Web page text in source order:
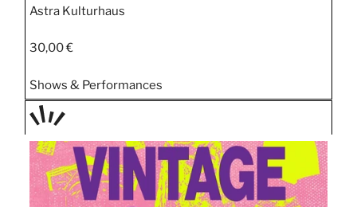
Astra Kulturhaus
30,00 €
Shows & Performances
TAGE
STIPP